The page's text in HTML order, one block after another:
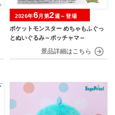
ポケットモンスター めちゃもふぐっ
とぬいぐるみ～ポッチャマ～
2026年6月第2週～登場